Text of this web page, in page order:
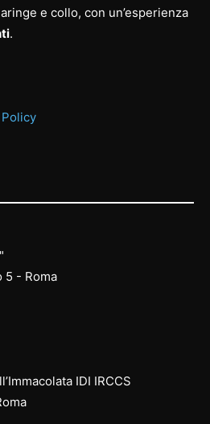
e collo, con un’esperienza
.
5 - Roma
IDI IRCCS